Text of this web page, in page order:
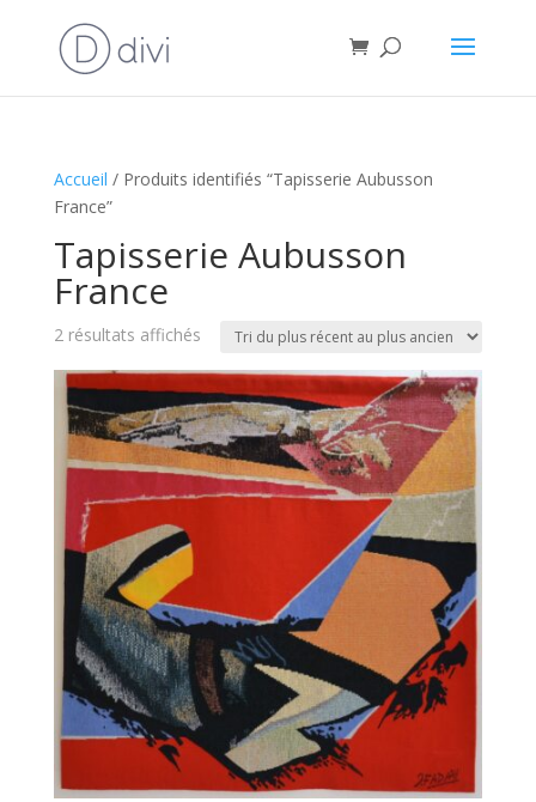
Accueil / Produits identifiés “Tapisserie Aubusson
France”
Tapisserie Aubusson
France
2 résultats affichésTrié
plus
récent
au
plus
ancien